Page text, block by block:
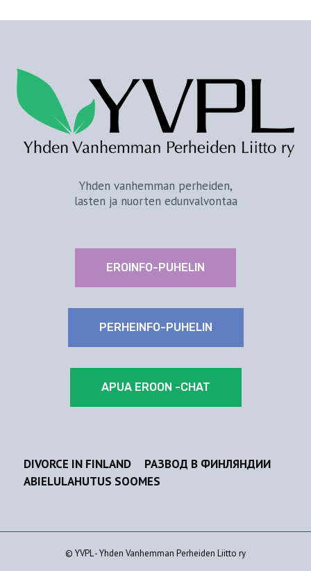
Yhden vanhemman perheiden,
lasten ja nuorten edunvalvontaa
EROINFO-PUHELIN
PERHEINFO-PUHELIN
APUA EROON -CHAT
DIVORCE IN FINLAND
РАЗВОД В ФИНЛЯНДИИ
ABIELULAHUTUS SOOMES
© YVPL - Yhden Vanhemman Perheiden Liitto ry